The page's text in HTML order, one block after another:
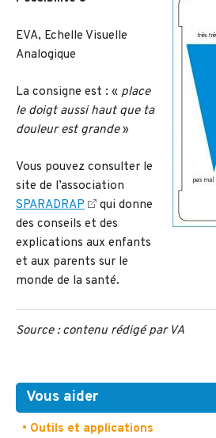
EVA, Echelle Visuelle
Analogique
La consigne est : « place
le doigt aussi haut que ta
douleur est grande»
Vous pouvez consulter le
site de l’association
SPARADRAP
qui donne
des conseils et des
explications aux enfants
et aux parents sur le
monde de la santé.
Source : contenu rédigé par VA
Vous aider
• Outils et applications